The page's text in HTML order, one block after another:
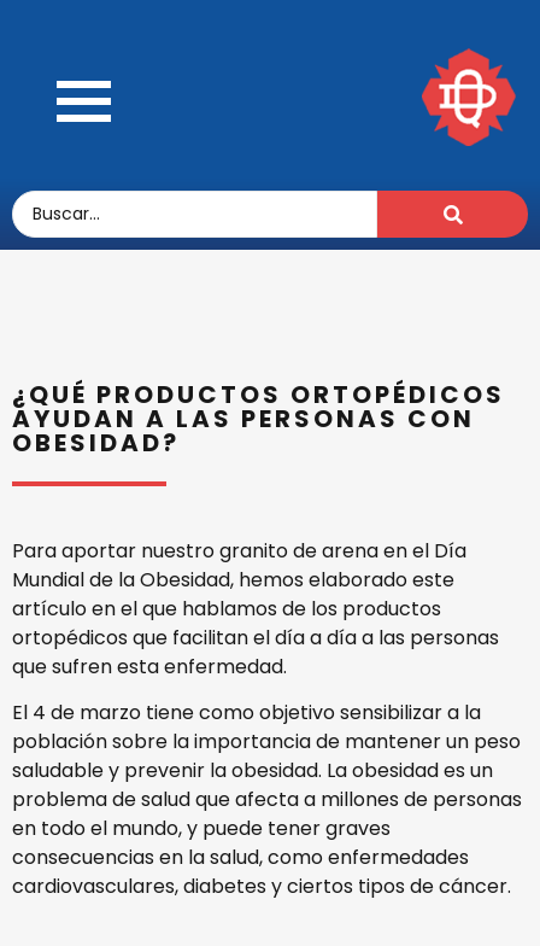
¿QUÉ PRODUCTOS ORTOPÉDICOS
AYUDAN A LAS PERSONAS CON
OBESIDAD?
Para aportar nuestro granito de arena en el Día
Mundial de la Obesidad, hemos elaborado este
artículo en el que hablamos de los productos
ortopédicos que facilitan el día a día a las personas
que sufren esta enfermedad.
El 4 de marzo tiene como objetivo sensibilizar a la
población sobre la importancia de mantener un peso
saludable y prevenir la obesidad. La obesidad es un
problema de salud que afecta a millones de personas
en todo el mundo, y puede tener graves
consecuencias en la salud, como enfermedades
cardiovasculares, diabetes y ciertos tipos de cáncer.